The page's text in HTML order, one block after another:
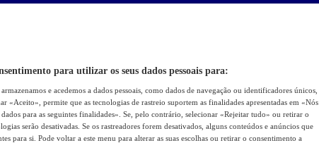
para utilizar os seus dados pessoais para:
e acedemos a dados pessoais, como dados de navegação ou identificadores únicos,
«Aceito», permite que as tecnologias de rastreio suportem as finalidades apresentadas em «Nós
dados para as seguintes finalidades». Se, pelo contrário, selecionar «Rejeitar tudo» ou retirar o
serão desativadas. Se os rastreadores forem desativados, alguns conteúdos e anúncios que
para si. Pode voltar a este menu para alterar as suas escolhas ou retirar o consentimento a